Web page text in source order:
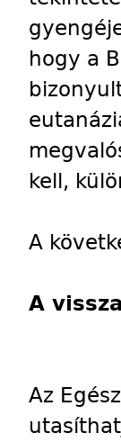
hogy a
kell,
A
A
Az